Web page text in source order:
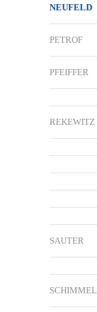
NEUFELD
PETROF
PFEIFFER
REKEWITZ
SAUTER
SCHIMMEL